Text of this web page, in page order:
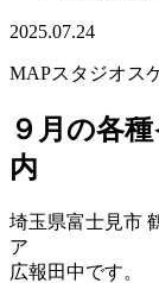
2025.07.24
MAPスタジオス
９月の各
内
埼玉県富士見市
ア
広報田中です。